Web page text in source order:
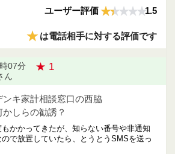
ユーザー評価 1.5
★は電話相手に対する評価です
07分 ★ 1
ん
ンキ家計相談窓口の西脇
かしらの勧誘？
かかってきたが、知らない番号や非通知
で放置していたら、とうとうSMSを送っ